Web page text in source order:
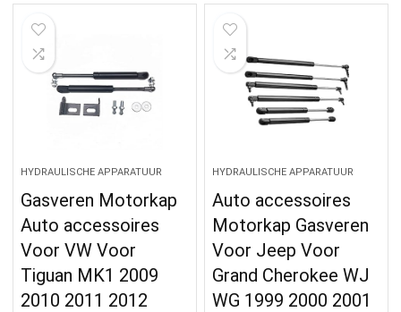
HYDRAULISCHE APPARATUUR
Gasveren Motorkap
Auto accessoires
Voor VW Voor
Tiguan MK1 2009
2010 2011 2012
HYDRAULISCHE APPARATUUR
Auto accessoires
Motorkap Gasveren
Voor Jeep Voor
Grand Cherokee WJ
WG 1999 2000 2001